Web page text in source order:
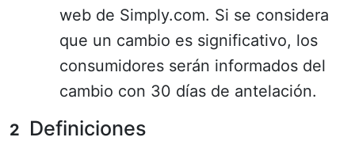
web de Simply.com. Si se considera
que un cambio es significativo, los
consumidores serán informados del
cambio con 30 días de antelación.
Definiciones